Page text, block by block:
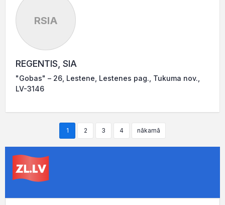
RSIA
REGENTIS, SIA
"Gobas" – 26, Lestene, Lestenes pag., Tukuma nov.,
LV-3146
1 2 3 4 nākamā